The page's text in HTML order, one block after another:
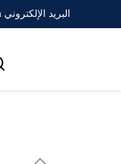
البريد الإلكتروني Peter.bi@dawnergy.com